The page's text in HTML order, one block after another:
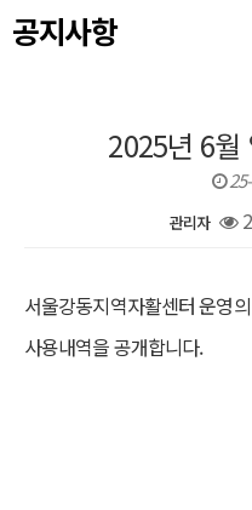
공지사항
2025년 6월
관리자
서울강동지역자활센터 운영
사용내역을 공개합니다.